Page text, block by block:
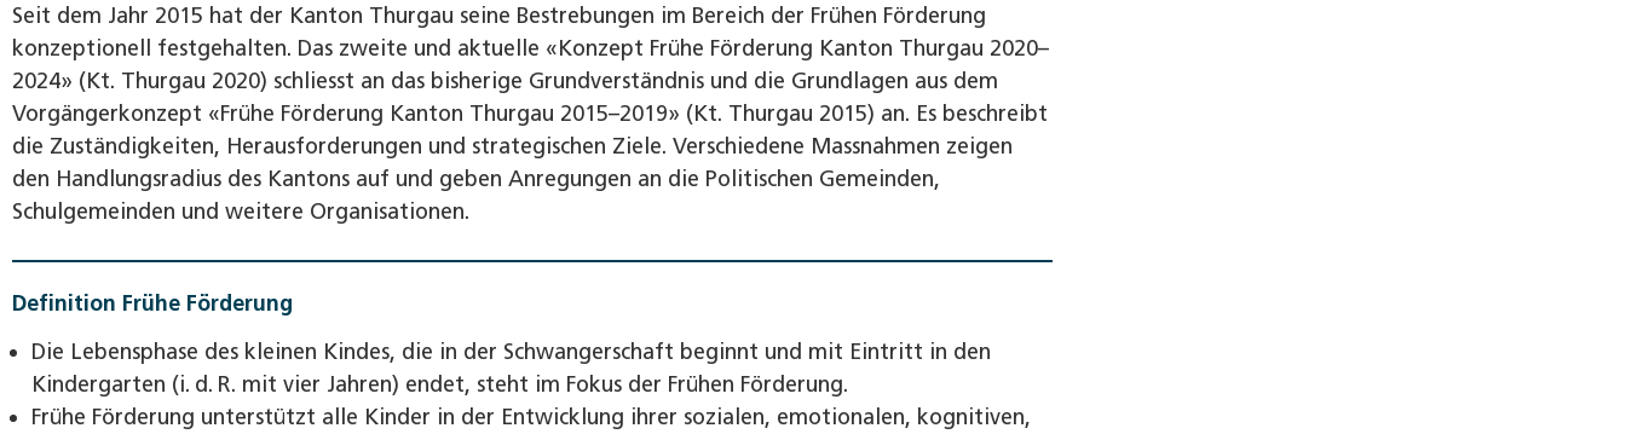
Seit dem Jahr 2015 hat der Kanton Thurgau seine Bestrebungen im Bereich der Frühen Förderung
konzeptionell festgehalten. Das zweite und aktuelle «Konzept Frühe Förderung Kanton Thurgau 2020–
2024» (Kt. Thurgau 2020) schliesst an das bisherige Grundverständnis und die Grundlagen aus dem
Vorgängerkonzept «Frühe Förderung Kanton Thurgau 2015–2019» (Kt. Thurgau 2015) an. Es beschreibt
die Zuständigkeiten, Herausforderungen und strategischen Ziele. Verschiedene Massnahmen zeigen
den Handlungsradius des Kantons auf und geben Anregungen an die Politischen Gemeinden,
Schulgemeinden und weitere Organisationen.
Definition Frühe Förderung
Die Lebensphase des kleinen Kindes, die in der Schwangerschaft beginnt und mit Eintritt in den
Kindergarten (i. d. R. mit vier Jahren) endet, steht im Fokus der Frühen Förderung.
Frühe Förderung unterstützt alle Kinder in der Entwicklung ihrer sozialen, emotionalen, kognitiven,